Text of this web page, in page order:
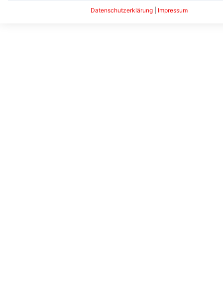
Datenschutzerklärung| Impressum